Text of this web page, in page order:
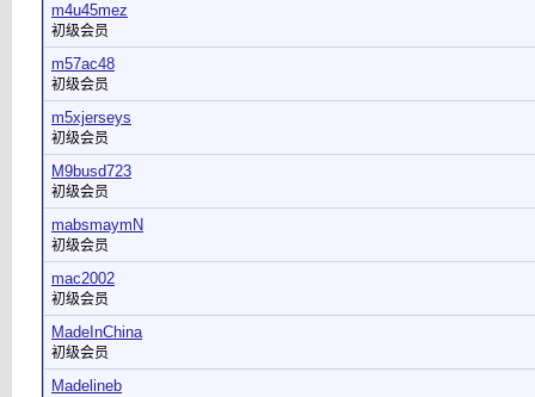
m4u45mez
初级会员
m57ac48
初级会员
m5xjerseys
初级会员
M9busd723
初级会员
mabsmaymN
初级会员
mac2002
初级会员
MadeInChina
初级会员
Madelineb